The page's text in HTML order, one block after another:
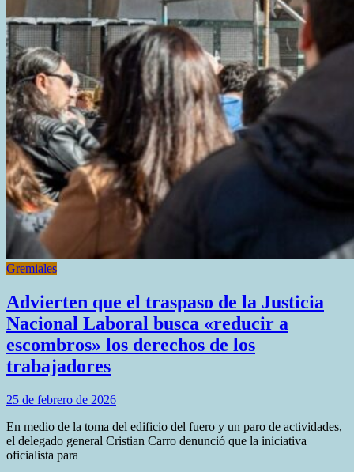
Gremiales
Advierten que el traspaso de la Justicia
Nacional Laboral busca «reducir a
escombros» los derechos de los
trabajadores
25 de febrero de 2026
En medio de la toma del edificio del fuero y un paro de actividades,
el delegado general Cristian Carro denunció que la iniciativa
oficialista para